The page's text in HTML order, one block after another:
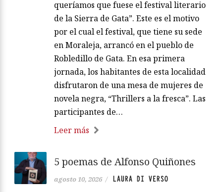
queríamos que fuese el festival literario
de la Sierra de Gata”. Este es el motivo
por el cual el festival, que tiene su sede
en Moraleja, arrancó en el pueblo de
Robledillo de Gata. En esa primera
jornada, los habitantes de esta localidad
disfrutaron de una mesa de mujeres de
novela negra, “Thrillers a la fresca”. Las
participantes de…
Leer más
5 poemas de Alfonso Quiñones
agosto 10, 2026 / LAURA DI VERSO